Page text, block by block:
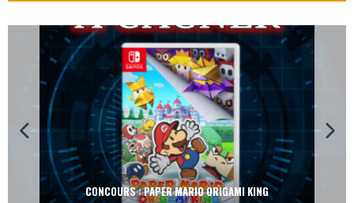
CONCOURS : PAPER MARIO ORIGAMI KING